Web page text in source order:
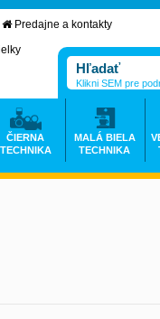
Predajne a kontakty
Klikni SEM pre
ČIERNA
TECHNIKA
MALÁ BIELA
TECHNIKA